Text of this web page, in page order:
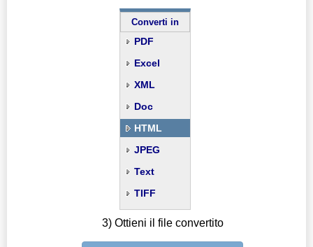
Converti in
PDF
Excel
XML
Doc
HTML
JPEG
Text
TIFF
3) Ottieni il file convertito